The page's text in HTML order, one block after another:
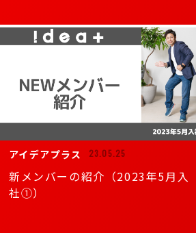
アイデアプラス 23.05.25
新メンバーの紹介（2023年5月入
社①）